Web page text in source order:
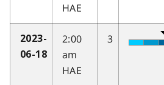
HAE
2023-
06-18
2:00
am
HAE
3